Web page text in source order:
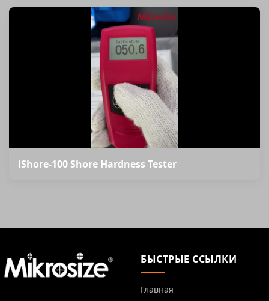
iShore-100 Shore Hardness Tester
БЫСТРЫЕ ССЫЛКИ
Главная